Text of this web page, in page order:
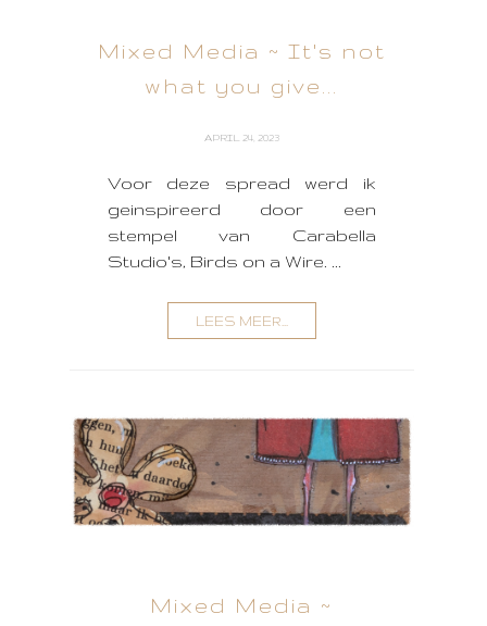
Mixed Media ~ It's not
what you give...
APRIL 24, 2023
Voor deze spread werd ik
geinspireerd door een
stempel van Carabella
Studio's, Birds on a Wire. ...
LEES MEER...
Mixed Media ~